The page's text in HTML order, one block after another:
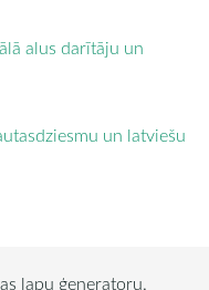
alus darītāju un
un latviešu
lapu ģeneratoru.